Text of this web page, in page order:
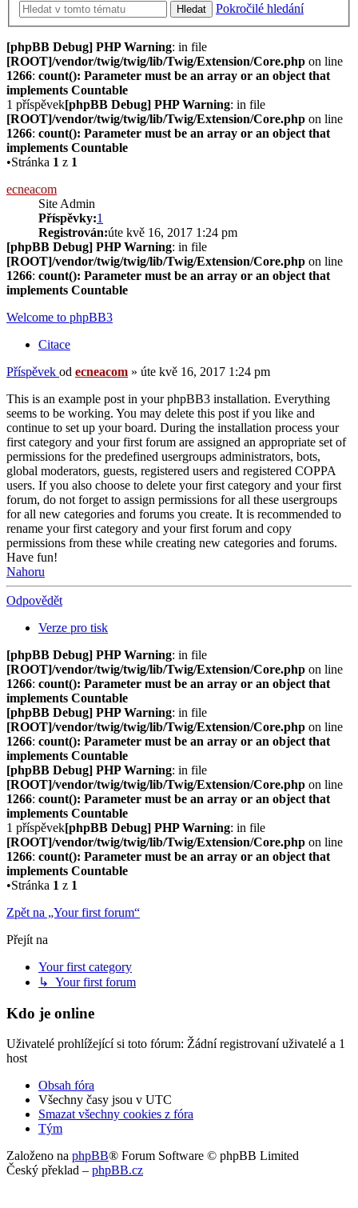
Hledat Pokročilé hledání
[phpBB Debug] PHP Warning: in file
[ROOT]/vendor/twig/twig/lib/Twig/Extension/Core.php on line
1266: count(): Parameter must be an array or an object that
implements Countable
1 příspěvek[phpBB Debug] PHP Warning: in file
[ROOT]/vendor/twig/twig/lib/Twig/Extension/Core.php on line
1266: count(): Parameter must be an array or an object that
implements Countable
•Stránka 1 z 1
ecneacom
Site Admin
Příspěvky:1
Registrován:úte kvě 16, 2017 1:24 pm
[phpBB Debug] PHP Warning: in file
[ROOT]/vendor/twig/twig/lib/Twig/Extension/Core.php on line
1266: count(): Parameter must be an array or an object that
implements Countable
Welcome to phpBB3
Citace
Příspěvek od ecneacom » úte kvě 16, 2017 1:24 pm
This is an example post in your phpBB3 installation. Everything
seems to be working. You may delete this post if you like and
continue to set up your board. During the installation process your
first category and your first forum are assigned an appropriate set of
permissions for the predefined usergroups administrators, bots,
global moderators, guests, registered users and registered COPPA
users. If you also choose to delete your first category and your first
forum, do not forget to assign permissions for all these usergroups
for all new categories and forums you create. It is recommended to
rename your first category and your first forum and copy
permissions from these while creating new categories and forums.
Have fun!
Nahoru
Odpovědět
Verze pro tisk
[phpBB Debug] PHP Warning: in file
[ROOT]/vendor/twig/twig/lib/Twig/Extension/Core.php on line
1266: count(): Parameter must be an array or an object that
implements Countable
[phpBB Debug] PHP Warning: in file
[ROOT]/vendor/twig/twig/lib/Twig/Extension/Core.php on line
1266: count(): Parameter must be an array or an object that
implements Countable
[phpBB Debug] PHP Warning: in file
[ROOT]/vendor/twig/twig/lib/Twig/Extension/Core.php on line
1266: count(): Parameter must be an array or an object that
implements Countable
1 příspěvek[phpBB Debug] PHP Warning: in file
[ROOT]/vendor/twig/twig/lib/Twig/Extension/Core.php on line
1266: count(): Parameter must be an array or an object that
implements Countable
•Stránka 1 z 1
Zpět na „Your first forum“
Přejít na
Your first category
↳ Your first forum
Kdo je online
Uživatelé prohlížející si toto fórum: Žádní registrovaní uživatelé a 1
host
Obsah fóra
Všechny časy jsou v UTC
Smazat všechny cookies z fóra
Tým
Založeno na phpBB® Forum Software © phpBB Limited
Český překlad – phpBB.cz